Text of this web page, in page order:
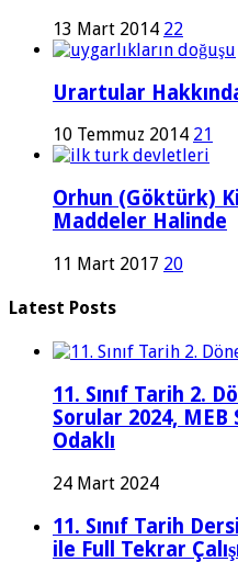
13 Mart 2014 22
Urartular
10 Temmuz 2014 21
Orhun (Göktürk)
Maddeler Halinde
11 Mart 2017 20
Latest Posts
11. Sınıf Tarih 2.
Sorular 2024, MEB
Odaklı
24 Mart 2024
11. Sınıf Tarih
ile Full Tekrar